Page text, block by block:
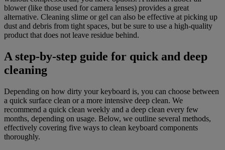
blower (like those used for camera lenses) provides a great
alternative. Cleaning slime or gel can also be effective at picking up
dust and debris from tight spaces, but be sure to use a high-quality
product that does not leave residue behind.
A step-by-step guide for quick and deep
cleaning
Depending on how dirty your keyboard is, you can choose between
a quick surface clean or a more intensive deep clean. We
recommend a quick clean weekly and a deep clean every few
months, depending on usage. Below, we outline several methods,
effectively covering five ways to clean keyboard components
thoroughly.